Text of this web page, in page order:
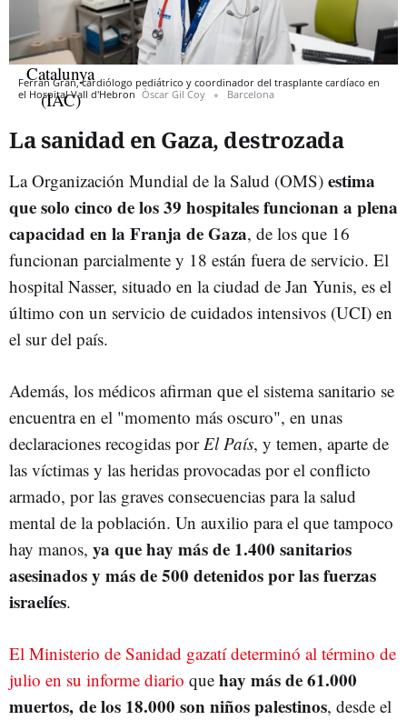
Ferran Gran, cardiólogo pediátrico y coordinador del trasplante cardíaco en
el Hospital Vall d'Hebron Òscar Gil Coy Barcelona
La sanidad en Gaza, destrozada
La Organización Mundial de la Salud (OMS) estima
que solo cinco de los 39 hospitales funcionan a plena
capacidad en la Franja de Gaza, de los que 16
funcionan parcialmente y 18 están fuera de servicio. El
hospital Nasser, situado en la ciudad de Jan Yunis, es el
último con un servicio de cuidados intensivos (UCI) en
el sur del país.
Además, los médicos afirman que el sistema sanitario se
encuentra en el "momento más oscuro", en unas
declaraciones recogidas porEl País, y temen, aparte de
las víctimas y las heridas provocadas por el conflicto
armado, por las graves consecuencias para la salud
mental de la población. Un auxilio para el que tampoco
hay manos, ya que hay más de 1.400 sanitarios
asesinados y más de 500 detenidos por las fuerzas
israelíes.
El Ministerio de Sanidad gazatí determinó al término de
julio en su informe diario que hay más de 61.000
muertos, de los 18.000 son niños palestinos, desde el